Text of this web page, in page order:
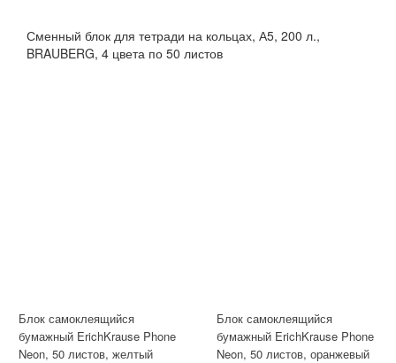
Сменный блок для тетради на кольцах, А5, 200 л.,
BRAUBERG, 4 цвета по 50 листов
Блок самоклеящийся
бумажный ErichKrause Phone
Neon, 50 листов, желтый
Блок самоклеящийся
бумажный ErichKrause Phone
Neon, 50 листов, оранжевый